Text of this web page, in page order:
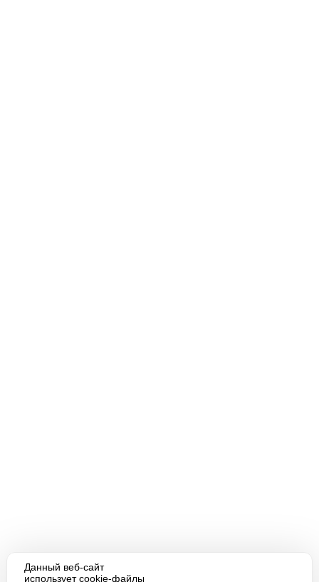
Данный веб-сайт
использует cookie-файлы